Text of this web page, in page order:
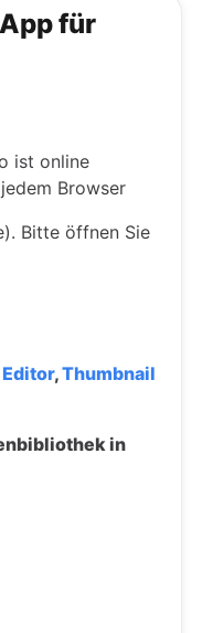
für
ist online
Browser
Bitte öffnen Sie
,Thumbnail
in